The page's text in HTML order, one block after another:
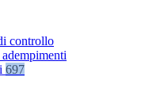
controllo
697